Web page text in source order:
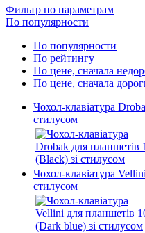
Фильтр по параметрам
По популярности
По популярности
По рейтингу
По цене, сначала
По цене, сначала
Чохол-клавіатура
стилусом
Чохол-клавіатура
стилусом